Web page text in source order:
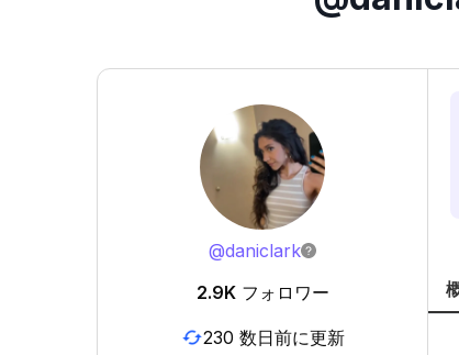
@daniclark
2.9K フォロワー
230 数日前に更新